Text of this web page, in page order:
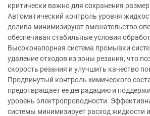
критически важно для сохранения
Автоматический контроль уровня
долива минимизируют вмешательство
обеспечивая стабильные условия
Высоконапорная система промывки
удаление отходов из зоны резания, что
скорость резания и улучшить качество
Продвинутый контроль химического
предотвращает ее деградацию и
уровень электропроводности.
системы минимизирует расход жидкости